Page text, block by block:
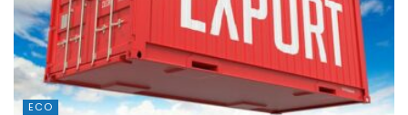
ECO